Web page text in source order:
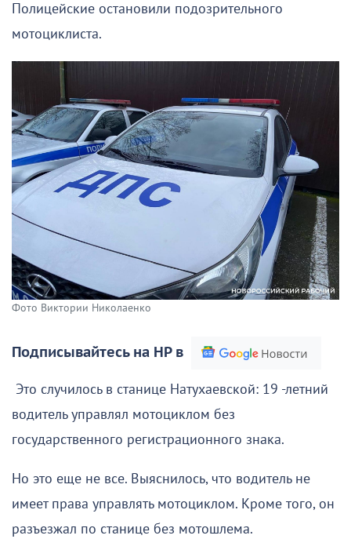
Полицейские остановили подозрительного
мотоциклиста.
Фото Виктории Николаенко
Подписывайтесь на НР в
Это случилось в станице Натухаевской: 19 -летний
водитель управлял мотоциклом без
государственного регистрационного знака.
Но это еще не все. Выяснилось, что водитель не
имеет права управлять мотоциклом. Кроме того, он
разъезжал по станице без мотошлема.